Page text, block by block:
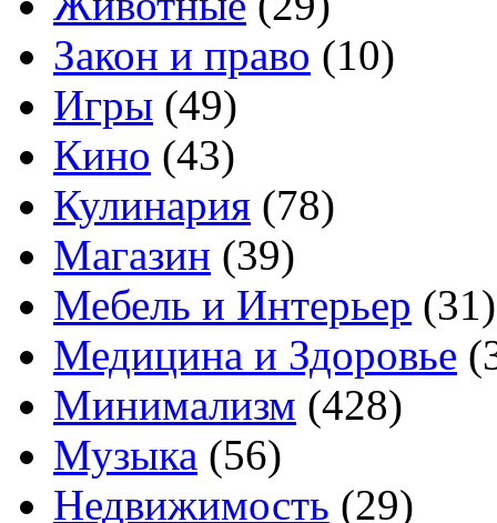
Закон и право (10)
Игры (49)
Кино (43)
Кулинария (78)
Магазин (39)
Мебель и Интерьер (31)
Медицина и Здоровье
Минимализм (428)
Музыка (56)
Недвижимость (29)